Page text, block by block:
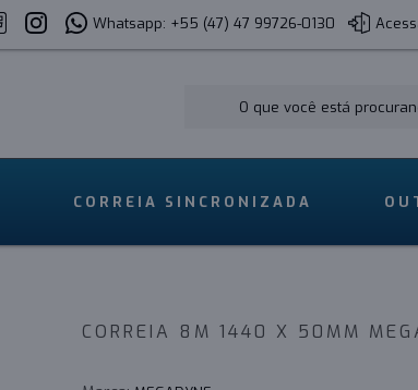
Whatsapp: +55 (47) 47 99726-0130
CORREIA SINCRONIZADA
CORREIA 8M 1440 X 50MM